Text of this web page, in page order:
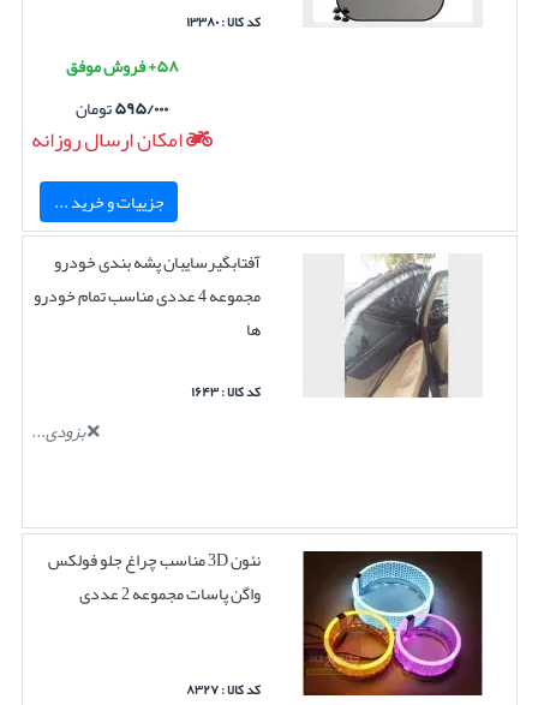
کد کالا : ۱۳۳۸۰
۵۸+ فروش موفق
۵۹۵/۰۰۰تومان
امکان ارسال روزانه
جزییات و خرید ...
آفتابگیرسایبان پشه بندی خودرو
مجموعه 4 عددی مناسب تمام خودرو
ها
کد کالا : ۱۶۴۳
بزودی...
نئون 3D مناسب چراغ جلو فولکس
واگن پاسات مجموعه 2 عددی
کد کالا : ۸۳۲۷